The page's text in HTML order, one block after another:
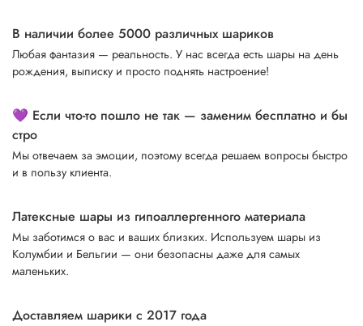
В наличии более 5000 различных шариков
Любая фантазия — реальность. У нас всегда есть шары на день
рождения, выписку и просто поднять настроение!
💜 Если что-то пошло не так — заменим бесплатно и бы
стро
Мы отвечаем за эмоции, поэтому всегда решаем вопросы быстро
и в пользу клиента.
Латексные шары из гипоаллергенного материала
Мы заботимся о вас и ваших близких. Используем шары из
Колумбии и Бельгии — они безопасны даже для самых
маленьких.
Доставляем шарики с 2017 года